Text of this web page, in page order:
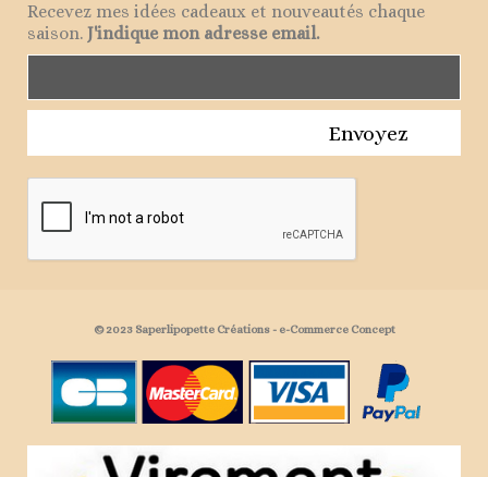
Recevez mes idées cadeaux et nouveautés chaque
saison. J'indique mon adresse email.
Envoyez
© 2023 Saperlipopette Créations - e-Commerce Concept